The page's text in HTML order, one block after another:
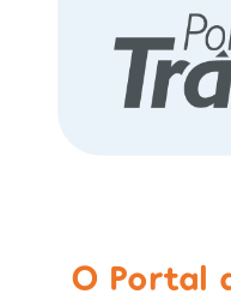
O Portal